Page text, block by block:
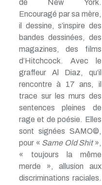
de New York.
Encouragé par sa mère,
il dessine, s’inspire des
bandes dessinées, des
magazines, des films
d’Hitchcock. Avec le
graffeur Al Diaz, qu’il
rencontre à 17 ans, il
trace sur les murs des
sentences pleines de
rage et de poésie. Elles
sont signées SAMO©,
pour « Same Old Shit»,
« toujours la même
merde », allusion aux
discriminations raciales.